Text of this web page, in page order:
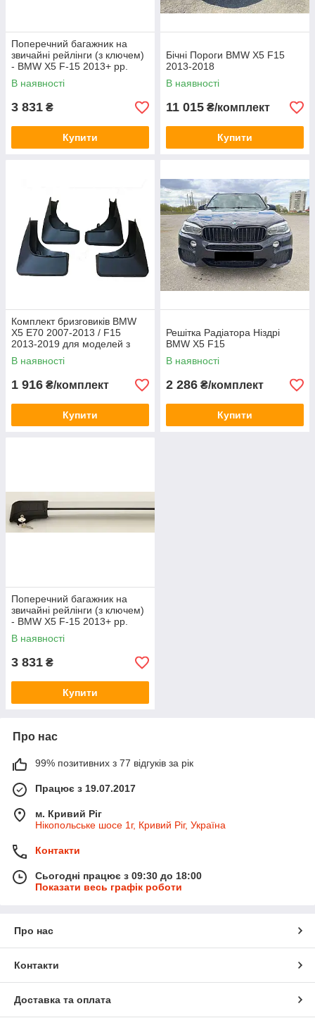
Поперечний багажник на
звичайні рейлінги (з ключем)
- BMW X5 F-15 2013+ рр.
В наявності
3 831 ₴
Купити
Бічні Пороги BMW X5 F15
2013-2018
В наявності
11 015 ₴/комплект
Купити
Комплект бризговиків BMW
X5 E70 2007-2013 / F15
2013-2019 для моделей з
порогами і без арок,
комплект 4шт.
В наявності
1 916 ₴/комплект
Купити
Решітка Радіатора Ніздрі
BMW X5 F15
В наявності
2 286 ₴/комплект
Купити
Поперечний багажник на
звичайні рейлінги (з ключем)
- BMW X5 F-15 2013+ рр.
В наявності
3 831 ₴
Купити
Про нас
99% позитивних з 77 відгуків за рік
Працює з 19.07.2017
м. Кривий Ріг
Нікопольське шосе 1г, Кривий Ріг, Україна
Контакти
Сьогодні працює з 09:30 до 18:00
Показати весь графік роботи
Про нас
Контакти
Доставка та оплата